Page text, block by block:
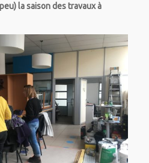
la saison des travaux à